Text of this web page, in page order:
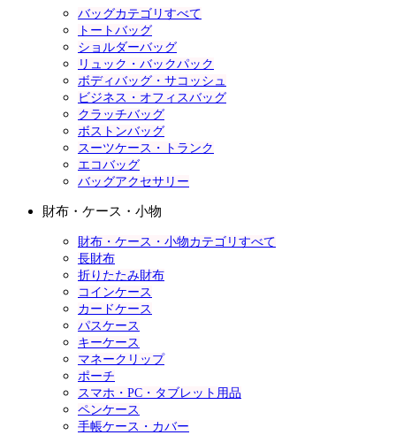
バッグカテゴリすべて
トートバッグ
ショルダーバッグ
リュック・バックパック
ボディバッグ・サコッシュ
ビジネス・オフィスバッグ
クラッチバッグ
ボストンバッグ
スーツケース・トランク
エコバッグ
バッグアクセサリー
財布・ケース・小物
財布・ケース・小物カテゴリすべて
長財布
折りたたみ財布
コインケース
カードケース
パスケース
キーケース
マネークリップ
ポーチ
スマホ・PC・タブレット用品
ペンケース
手帳ケース・カバー